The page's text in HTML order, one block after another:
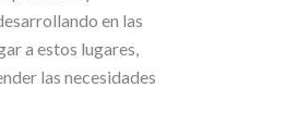
en las
a estos lugares,
las necesidades